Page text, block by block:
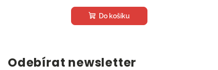
Do košíku
Odebírat newsletter